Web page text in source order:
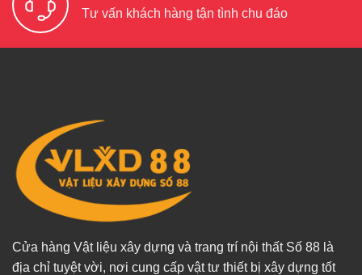
Tư vấn khách hàng tận tình chu đáo
Cửa hàng Vật liệu xây dựng và trang trí nội thất Số 88 là
địa chỉ tuyệt vời, nơi cung cấp vật tư thiết bị xây dựng tốt